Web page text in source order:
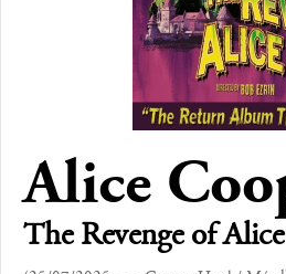
Alice
The Revenge of